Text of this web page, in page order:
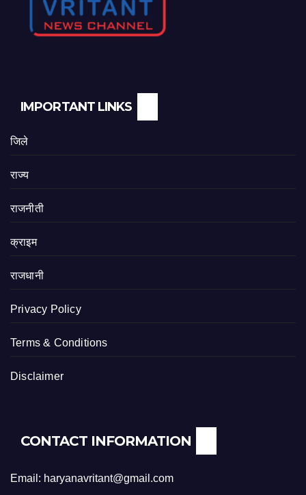
IMPORTANT LINKS
जिले
राज्य
राजनीती
क्राइम
राजधानी
Privacy Policy
Terms & Conditions
Disclaimer
CONTACT INFORMATION
Email: haryanavritant@gmail.com